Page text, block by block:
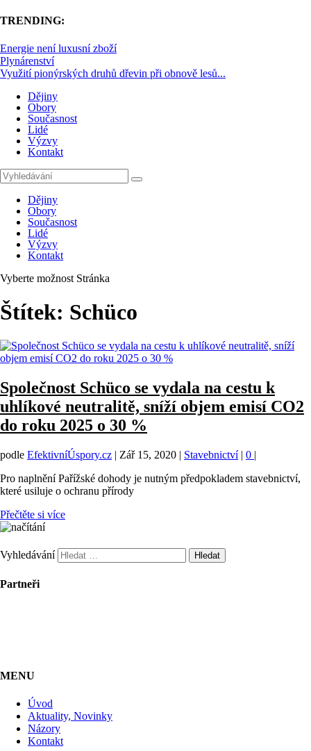
TRENDING:
Energie není luxusní zboží
Plynárenství
Využití pionýrských druhů dřevin při obnově lesů...
Dějiny
Obory
Současnost
Lidé
Výzvy
Kontakt
Dějiny
Obory
Současnost
Lidé
Výzvy
Kontakt
Vyberte možnost Stránka
Štítek: Schüco
Společnost Schüco se vydala na cestu k
uhlíkové neutralitě, sníží objem emisí CO2
do roku 2025 o 30 %
podle EfektivníÚspory.cz | Zář 15, 2020 | Stavebnictví| 0 |
Pro naplnění Pařížské dohody je nutným předpokladem stavebnictví,
které usiluje o ochranu přírody
Přečtěte si více
Vyhledávání
Partneři
MENU
Úvod
Aktuality, Novinky
Názory
Kontakt